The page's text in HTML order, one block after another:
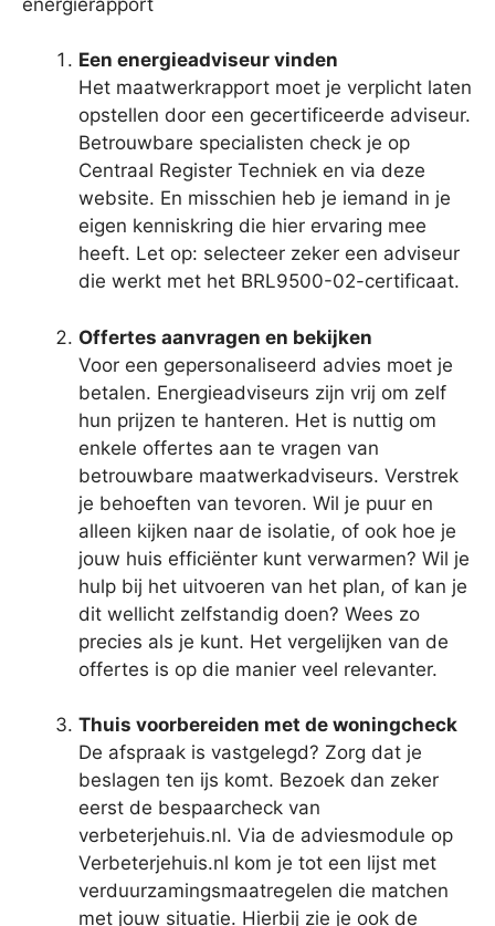
Een energieadviseur vinden
Het maatwerkrapport moet je verplicht laten
opstellen door een gecertificeerde adviseur.
Betrouwbare specialisten check je op
Centraal Register Techniek en via deze
website. En misschien heb je iemand in je
eigen kenniskring die hier ervaring mee
heeft. Let op: selecteer zeker een adviseur
die werkt met het BRL9500-02-certificaat.
Offertes aanvragen en bekijken
Voor een gepersonaliseerd advies moet je
betalen. Energieadviseurs zijn vrij om zelf
hun prijzen te hanteren. Het is nuttig om
enkele offertes aan te vragen van
betrouwbare maatwerkadviseurs. Verstrek
je behoeften van tevoren. Wil je puur en
alleen kijken naar de isolatie, of ook hoe je
jouw huis efficiënter kunt verwarmen? Wil je
hulp bij het uitvoeren van het plan, of kan je
dit wellicht zelfstandig doen? Wees zo
precies als je kunt. Het vergelijken van de
offertes is op die manier veel relevanter.
Thuis voorbereiden met de woningcheck
De afspraak is vastgelegd? Zorg dat je
beslagen ten ijs komt. Bezoek dan zeker
eerst de bespaarcheck van
verbeterjehuis.nl. Via de adviesmodule op
Verbeterjehuis.nl kom je tot een lijst met
verduurzamingsmaatregelen die matchen
met jouw situatie. Hierbij zie je ook de